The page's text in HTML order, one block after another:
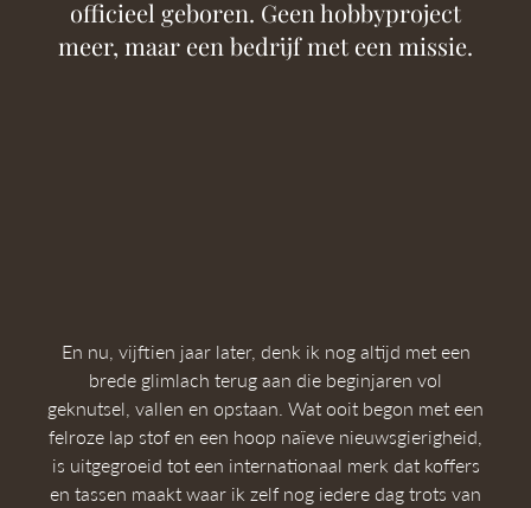
officieel geboren. Geen hobbyproject
meer, maar een bedrijf met een missie.
En nu, vijftien jaar later, denk ik nog altijd met een
brede glimlach terug aan die beginjaren vol
geknutsel, vallen en opstaan. Wat ooit begon met een
felroze lap stof en een hoop naïeve nieuwsgierigheid,
is uitgegroeid tot een internationaal merk dat koffers
en tassen maakt waar ik zelf nog iedere dag trots van